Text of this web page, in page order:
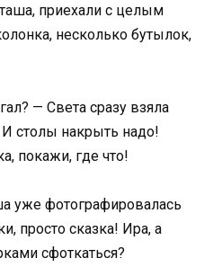
приехали с целым
несколько бутылок,
— Света сразу взяла
столы накрыть надо!
покажи, где что!
уже фотографировалась
просто сказка! Ира, а
сфоткаться?